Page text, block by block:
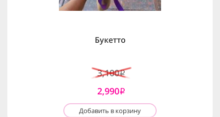
Букетто
3,100i
2,990i
Добавить в корзину